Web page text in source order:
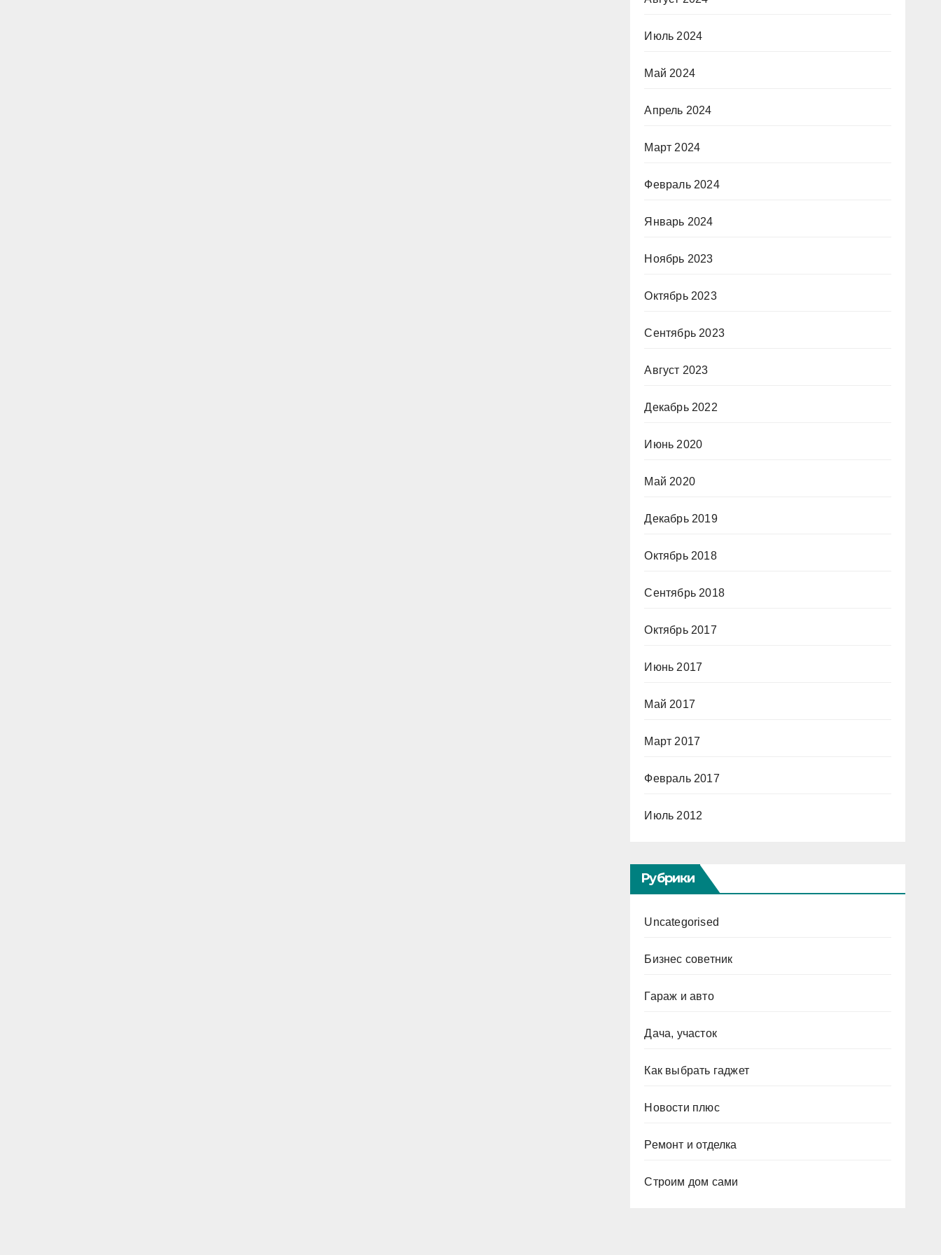
Июль 2024
Май 2024
Апрель 2024
Март 2024
Февраль 2024
Январь 2024
Ноябрь 2023
Октябрь 2023
Сентябрь 2023
Август 2023
Декабрь 2022
Июнь 2020
Май 2020
Декабрь 2019
Октябрь 2018
Сентябрь 2018
Октябрь 2017
Июнь 2017
Май 2017
Март 2017
Февраль 2017
Июль 2012
Рубрики
Uncategorised
Бизнес советник
Гараж и авто
Дача, участок
Как выбрать гаджет
Новости плюс
Ремонт и отделка
Строим дом сами